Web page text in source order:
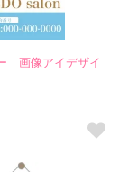
画像アイデザイ